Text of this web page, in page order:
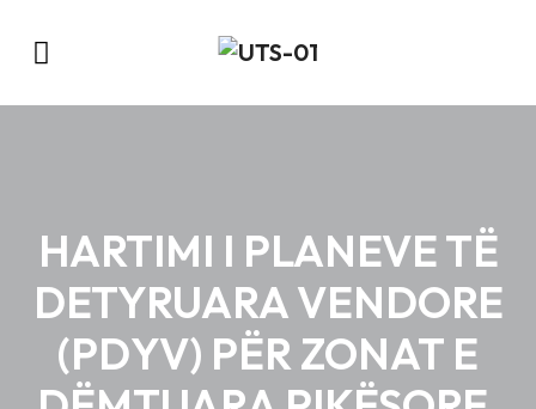
HARTIMI I PLANEVE TË
DETYRUARA VENDORE
(PDYV) PËR ZONAT E